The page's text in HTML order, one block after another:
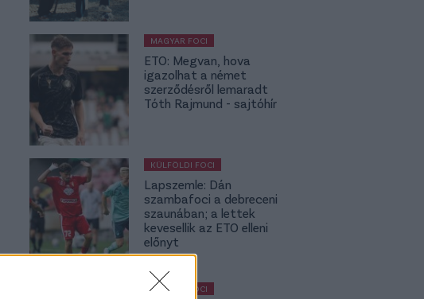
MAGYAR FOCI
ETO: Megvan, hova
igazolhat a német
szerződésről lemaradt
Tóth Rajmund - sajtóhír
KÜLFÖLDI FOCI
Lapszemle: Dán
szambafoci a debreceni
szaunában; a lettek
kevesellik az ETO elleni
előnyt
MAGYAR FOCI